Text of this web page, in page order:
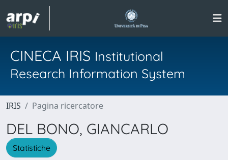
CINECA IRIS Institutional
Research Information System
IRIS Pagina ricercatore
DEL BONO, GIANCARLO
Statistiche